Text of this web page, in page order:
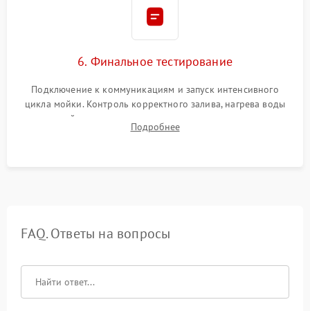
6. Финальное тестирование
Подключение к коммуникациям и запуск интенсивного
цикла мойки. Контроль корректного залива, нагрева воды
до нужной температуры, отсутствия посторонних шумов,
штатного слива и абсолютной сухости в поддоне.
Подробнее
FAQ. Ответы на вопросы